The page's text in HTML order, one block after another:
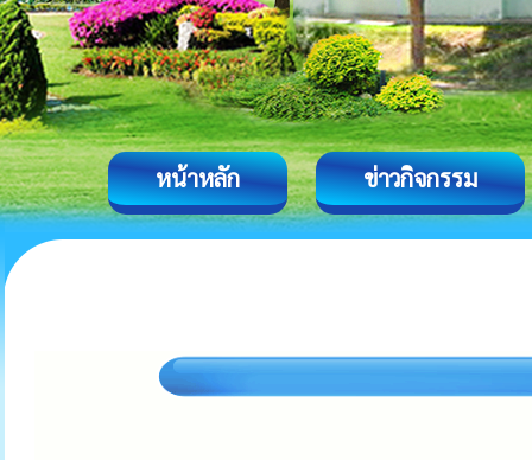
หน้าหลัก ข่าวกิจกรรม